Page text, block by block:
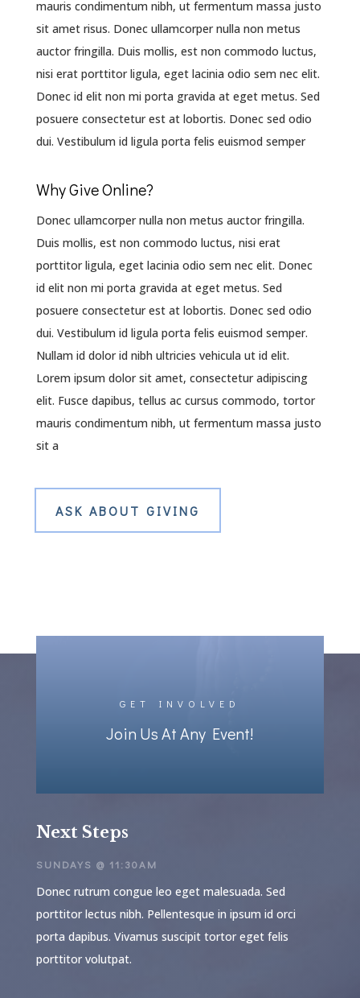
mauris condimentum nibh, ut fermentum massa justo
sit amet risus. Donec ullamcorper nulla non metus
auctor fringilla. Duis mollis, est non commodo luctus,
nisi erat porttitor ligula, eget lacinia odio sem nec elit.
Donec id elit non mi porta gravida at eget metus. Sed
posuere consectetur est at lobortis. Donec sed odio
dui. Vestibulum id ligula porta felis euismod semper
Why Give Online?
Donec ullamcorper nulla non metus auctor fringilla.
Duis mollis, est non commodo luctus, nisi erat
porttitor ligula, eget lacinia odio sem nec elit. Donec
id elit non mi porta gravida at eget metus. Sed
posuere consectetur est at lobortis. Donec sed odio
dui. Vestibulum id ligula porta felis euismod semper.
Nullam id dolor id nibh ultricies vehicula ut id elit.
Lorem ipsum dolor sit amet, consectetur adipiscing
elit. Fusce dapibus, tellus ac cursus commodo, tortor
mauris condimentum nibh, ut fermentum massa justo
sit a
ASK ABOUT GIVING
GET INVOLVED
Join Us At Any Event!
Next Steps
SUNDAYS @ 11:30AM
Donec rutrum congue leo eget malesuada. Sed
porttitor lectus nibh. Pellentesque in ipsum id orci
porta dapibus. Vivamus suscipit tortor eget felis
porttitor volutpat.